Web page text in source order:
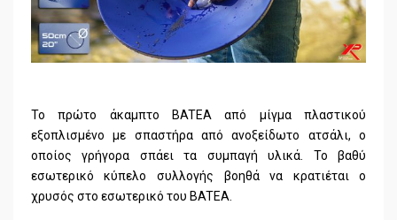
To πρώτο άκαμπτο BATEA από μίγμα πλαστικού
εξοπλισμένο με σπαστήρα από ανοξείδωτο ατσάλι, ο
οποίος γρήγορα σπάει τα συμπαγή υλικά. Το βαθύ
εσωτερικό κύπελο συλλογής βοηθά να κρατιέται ο
χρυσός στο εσωτερικό του BATEA.